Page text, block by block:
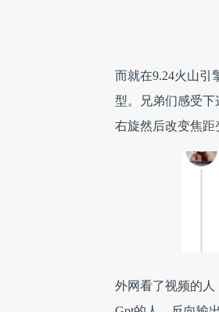
而就在9.24火山引
型。兄弟们感受
右旋然后改变焦距
外网看了视频的